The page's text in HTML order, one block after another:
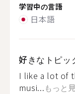
学習中の言語
日本語
好きなトピッ
I like a lot of
musi...もっと